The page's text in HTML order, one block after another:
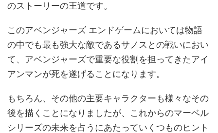
のストーリーの王道です。
このアベンジャーズ エンドゲームにおいては物語
の中でも最も強大な敵であるサノスとの戦いにおい
て、アベンジャーズで重要な役割を担ってきたアイ
アンマンが死を遂げることになります。
もちろん、その他の主要キャラクターも様々なその
後を描くことになりましたが、これからのマーベル
シリーズの未来を占うにあたっていくつものヒント